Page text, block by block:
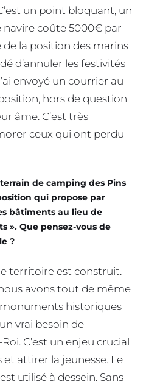
un point bloquant, un
coûte 5000€ par
de la position des marins
d’annuler les festivités
envoyé un courrier au
hors de question
âme. C’est très
ceux qui ont perdu
de camping des Pins
qui propose par
bâtiments au lieu de
». Que pensez-vous de
?
territoire est construit.
avons tout de même
historiques
vrai besoin de
C’est un enjeu crucial
attirer la jeunesse. Le
utilisé à dessein. Sans